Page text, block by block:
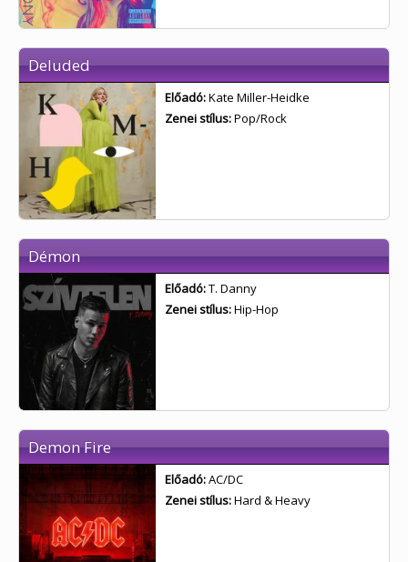
Deluded
Előadó:Kate Miller-Heidke
Zenei stílus:Pop/Rock
Démon
Előadó:T. Danny
Zenei stílus:Hip-Hop
Demon Fire
Előadó:AC/DC
Zenei stílus:Hard & Heavy